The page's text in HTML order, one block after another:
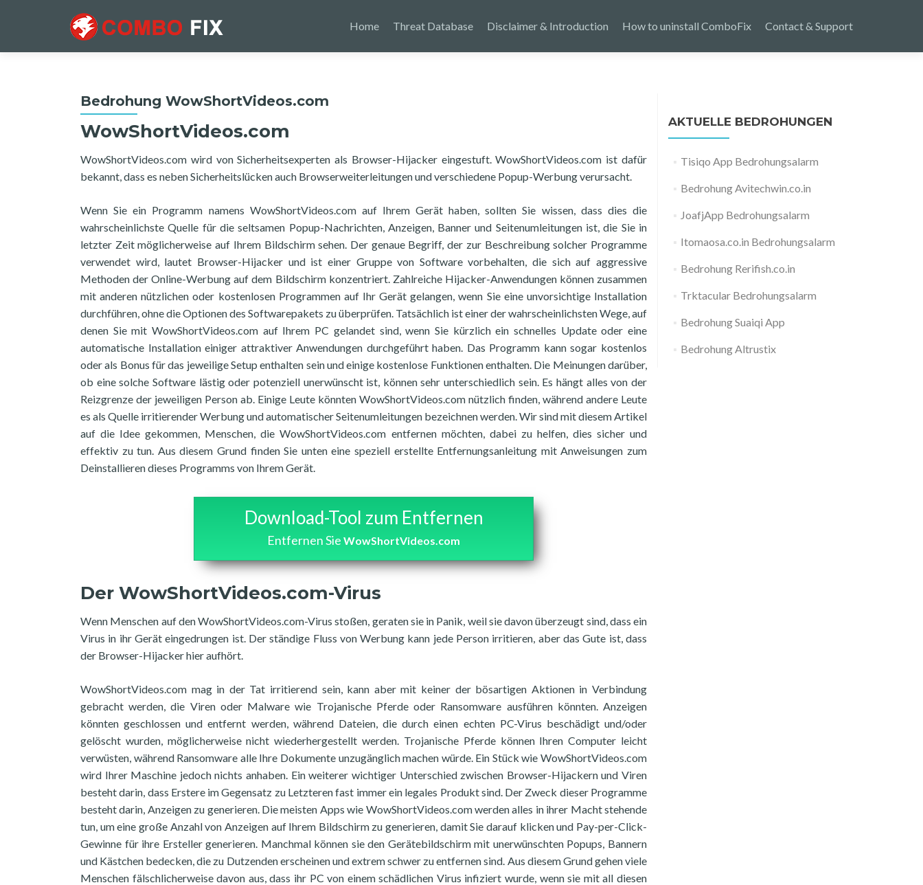
Home Threat Database Disclaimer & Introduction How to uninstall ComboFix Contact & Support
Bedrohung WowShortVideos.com
WowShortVideos.com
WowShortVideos.com wird von Sicherheitsexperten als Browser-Hijacker eingestuft. WowShortVideos.com ist dafür
bekannt, dass es neben Sicherheitslücken auch Browserweiterleitungen und verschiedene Popup-Werbung verursacht.
Wenn Sie ein Programm namens WowShortVideos.com auf Ihrem Gerät haben, sollten Sie wissen, dass dies die
wahrscheinlichste Quelle für die seltsamen Popup-Nachrichten, Anzeigen, Banner und Seitenumleitungen ist, die Sie in
letzter Zeit möglicherweise auf Ihrem Bildschirm sehen. Der genaue Begriff, der zur Beschreibung solcher Programme
verwendet wird, lautet Browser-Hijacker und ist einer Gruppe von Software vorbehalten, die sich auf aggressive
Methoden der Online-Werbung auf dem Bildschirm konzentriert. Zahlreiche Hijacker-Anwendungen können zusammen
mit anderen nützlichen oder kostenlosen Programmen auf Ihr Gerät gelangen, wenn Sie eine unvorsichtige Installation
durchführen, ohne die Optionen des Softwarepakets zu überprüfen. Tatsächlich ist einer der wahrscheinlichsten Wege, auf
denen Sie mit WowShortVideos.com auf Ihrem PC gelandet sind, wenn Sie kürzlich ein schnelles Update oder eine
automatische Installation einiger attraktiver Anwendungen durchgeführt haben. Das Programm kann sogar kostenlos
oder als Bonus für das jeweilige Setup enthalten sein und einige kostenlose Funktionen enthalten. Die Meinungen darüber,
ob eine solche Software lästig oder potenziell unerwünscht ist, können sehr unterschiedlich sein. Es hängt alles von der
Reizgrenze der jeweiligen Person ab. Einige Leute könnten WowShortVideos.com nützlich finden, während andere Leute
es als Quelle irritierender Werbung und automatischer Seitenumleitungen bezeichnen werden. Wir sind mit diesem Artikel
auf die Idee gekommen, Menschen, die WowShortVideos.com entfernen möchten, dabei zu helfen, dies sicher und
effektiv zu tun. Aus diesem Grund finden Sie unten eine speziell erstellte Entfernungsanleitung mit Anweisungen zum
Deinstallieren dieses Programms von Ihrem Gerät.
Download-Tool zum Entfernen
Entfernen Sie WowShortVideos.com
Der WowShortVideos.com-Virus
Wenn Menschen auf den WowShortVideos.com-Virus stoßen, geraten sie in Panik, weil sie davon überzeugt sind, dass ein
Virus in ihr Gerät eingedrungen ist. Der ständige Fluss von Werbung kann jede Person irritieren, aber das Gute ist, dass
der Browser-Hijacker hier aufhört.
WowShortVideos.com mag in der Tat irritierend sein, kann aber mit keiner der bösartigen Aktionen in Verbindung
gebracht werden, die Viren oder Malware wie Trojanische Pferde oder Ransomware ausführen könnten. Anzeigen
könnten geschlossen und entfernt werden, während Dateien, die durch einen echten PC-Virus beschädigt und/oder
gelöscht wurden, möglicherweise nicht wiederhergestellt werden. Trojanische Pferde können Ihren Computer leicht
verwüsten, während Ransomware alle Ihre Dokumente unzugänglich machen würde. Ein Stück wie WowShortVideos.com
wird Ihrer Maschine jedoch nichts anhaben. Ein weiterer wichtiger Unterschied zwischen Browser-Hijackern und Viren
besteht darin, dass Erstere im Gegensatz zu Letzteren fast immer ein legales Produkt sind. Der Zweck dieser Programme
besteht darin, Anzeigen zu generieren. Die meisten Apps wie WowShortVideos.com werden alles in ihrer Macht stehende
tun, um eine große Anzahl von Anzeigen auf Ihrem Bildschirm zu generieren, damit Sie darauf klicken und Pay-per-Click-
Gewinne für ihre Ersteller generieren. Manchmal können sie den Gerätebildschirm mit unerwünschten Popups, Bannern
und Kästchen bedecken, die zu Dutzenden erscheinen und extrem schwer zu entfernen sind. Aus diesem Grund gehen viele
Menschen fälschlicherweise davon aus, dass ihr PC von einem schädlichen Virus infiziert wurde, wenn sie mit all diesen
AKTUELLE BEDROHUNGEN
Tisiqo App Bedrohungsalarm
Bedrohung Avitechwin.co.in
JoafjApp Bedrohungsalarm
Itomaosa.co.in Bedrohungsalarm
Bedrohung Rerifish.co.in
Trktacular Bedrohungsalarm
Bedrohung Suaiqi App
Bedrohung Altrustix